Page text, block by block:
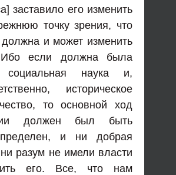
заставило его изменить
точку зрения, что
должна и может изменить
если должна была
социальная наука и,
историческое
то основной ход
должен был быть
и ни добрая
разум не имели власти
его. Все, что нам